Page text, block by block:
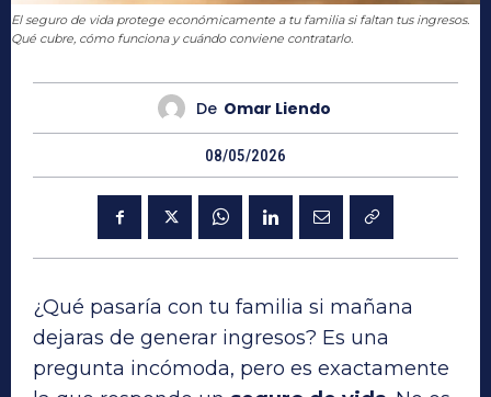
El seguro de vida protege económicamente a tu familia si faltan tus ingresos.
Qué cubre, cómo funciona y cuándo conviene contratarlo.
De Omar Liendo
08/05/2026
¿Qué pasaría con tu familia si mañana
dejaras de generar ingresos? Es una
pregunta incómoda, pero es exactamente